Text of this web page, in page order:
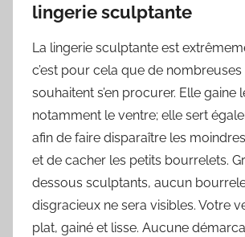
lingerie sculptante
La lingerie sculptante est
c’est pour cela que de
souhaitent s’en procurer. Elle gaine
notamment le ventre; elle sert
afin de faire disparaître les
et de cacher les petits bourrelets.
dessous sculptants, aucun
disgracieux ne sera visibles. Votre
plat, gainé et lisse. Aucune